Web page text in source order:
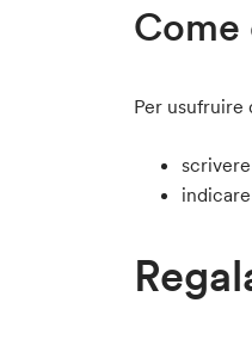
Come
Per usufruire